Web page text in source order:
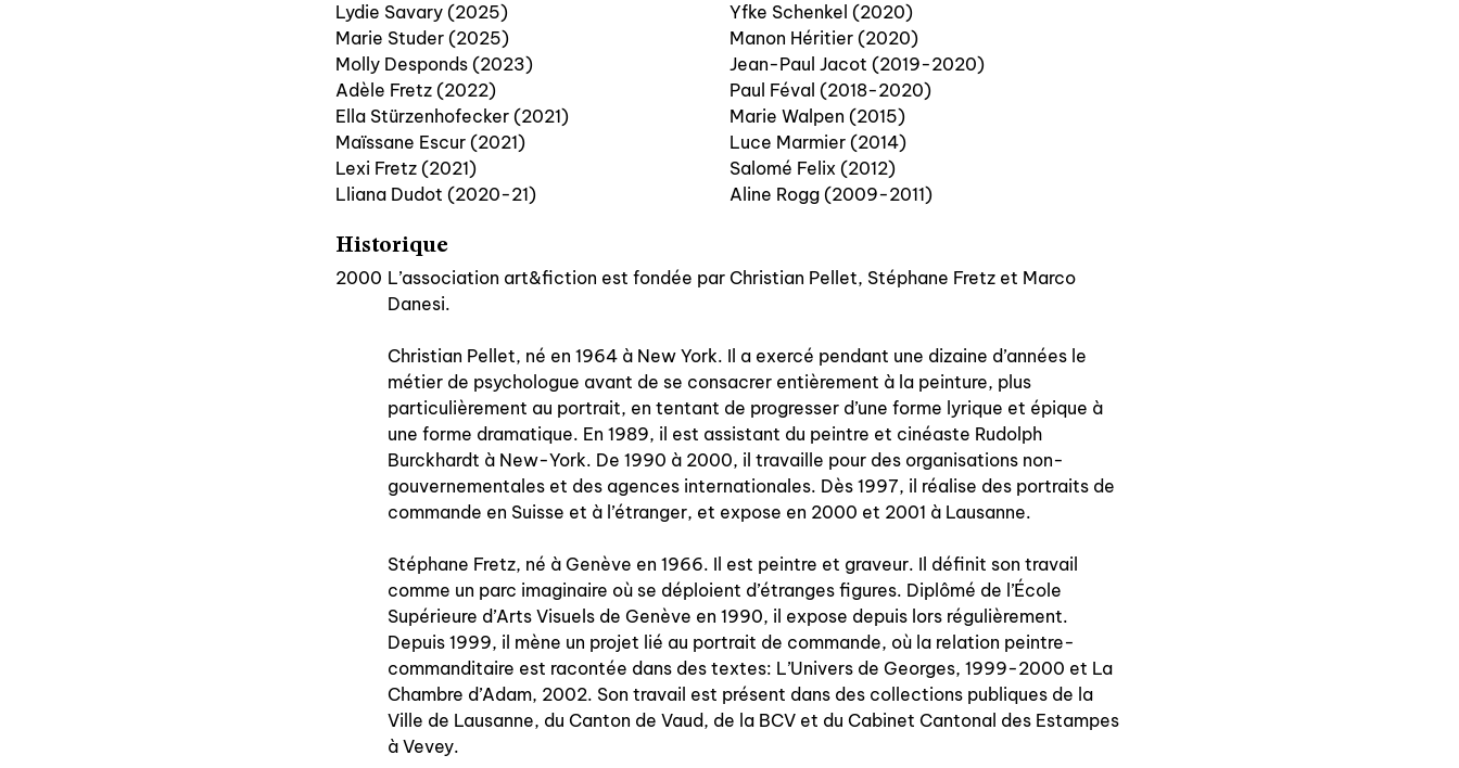
Lydie Savary (2025)
Marie Studer (2025)
Molly Desponds (2023)
Adèle Fretz (2022)
Ella Stürzenhofecker (2021)
Maïssane Escur (2021)
Lexi Fretz (2021)
Lliana Dudot (2020-21)
Yfke Schenkel (2020)
Manon Héritier (2020)
Jean-Paul Jacot (2019-2020)
Paul Féval (2018-2020)
Marie Walpen (2015)
Luce Marmier (2014)
Salomé Felix (2012)
Aline Rogg (2009-2011)
Historique
2000 L’association art&fiction est fondée par Christian Pellet, Stéphane Fretz et Marco
Danesi.
Christian Pellet, né en 1964 à New York. Il a exercé pendant une dizaine d’années le
métier de psychologue avant de se consacrer entièrement à la peinture, plus
particulièrement au portrait, en tentant de progresser d’une forme lyrique et épique à
une forme dramatique. En 1989, il est assistant du peintre et cinéaste Rudolph
Burckhardt à New-York. De 1990 à 2000, il travaille pour des organisations non-
gouvernementales et des agences internationales. Dès 1997, il réalise des portraits de
commande en Suisse et à l’étranger, et expose en 2000 et 2001 à Lausanne.
Stéphane Fretz, né à Genève en 1966. Il est peintre et graveur. Il définit son travail
comme un parc imaginaire où se déploient d’étranges figures. Diplômé de l’École
Supérieure d’Arts Visuels de Genève en 1990, il expose depuis lors régulièrement.
Depuis 1999, il mène un projet lié au portrait de commande, où la relation peintre-
commanditaire est racontée dans des textes: L’Univers de Georges, 1999-2000 et La
Chambre d’Adam, 2002. Son travail est présent dans des collections publiques de la
Ville de Lausanne, du Canton de Vaud, de la BCV et du Cabinet Cantonal des Estampes
à Vevey.